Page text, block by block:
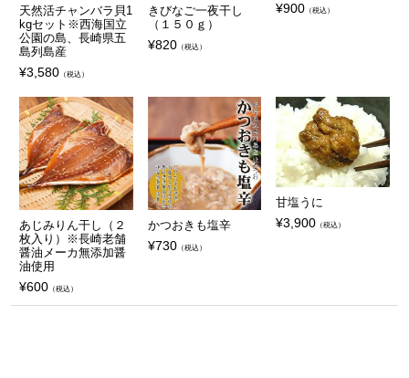
天然活チャンバラ貝1
kgセット※西海国立
公園の島、長崎県五
島列島産
¥3,580（税込）
きびなご一夜干し
（１５０ｇ）
¥820（税込）
¥900 （税込）
あじみりん干し（２
枚入り）※長崎老舗
醤油メーカ無添加醤
油使用
¥600（税込）
かつおきも塩辛
¥730（税込）
甘塩うに
¥3,900 （税込）